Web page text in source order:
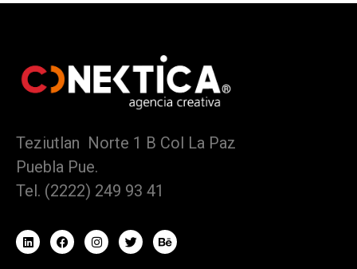
Teziutlan Norte 1 B Col La Paz
Puebla Pue.
Tel. (2222) 249 93 41